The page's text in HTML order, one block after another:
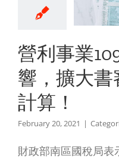
益率
！
事業所得稅
營利事業
響，擴大書
計算！
February 20, 2021 |
財政部南區國稅局表